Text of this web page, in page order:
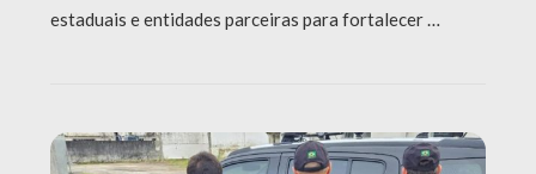
estaduais e entidades parceiras para fortalecer …